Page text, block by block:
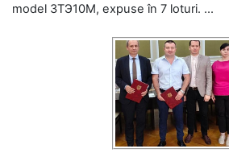
model 3ТЭ10М, expuse în 7 loturi. ...